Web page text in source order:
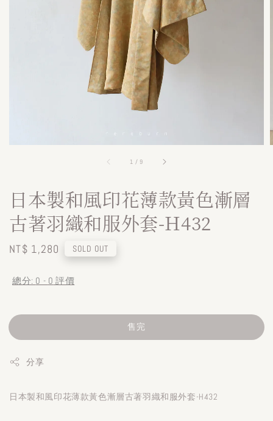
1 / 9
日本製和風印花薄款黃色漸層
古著羽織和服外套-H432
Regular
NT$ 1,280 SOLD OUT
總分: 0 - 0 評價
售完
分享
日本製和風印花薄款黃色漸層古著羽織和服外套-H432